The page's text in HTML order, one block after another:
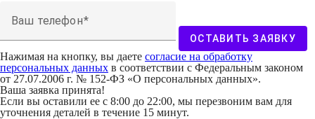
Ваш телефон
ОСТАВИТЬ ЗАЯВКУ
Нажимая на кнопку, вы даете согласие на обработку
персональных данных в соответствии с Федеральным законом
от 27.07.2006 г. № 152-ФЗ «О персональных данных».
Ваша заявка принята!
Если вы оставили ее с 8:00 до 22:00, мы перезвоним вам для
уточнения деталей в течение 15 минут.